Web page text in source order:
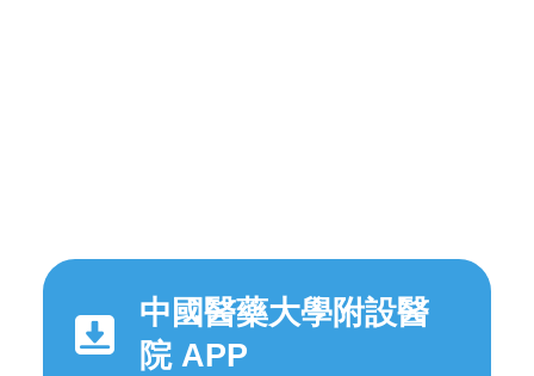
中國醫藥大學附設醫
院 APP